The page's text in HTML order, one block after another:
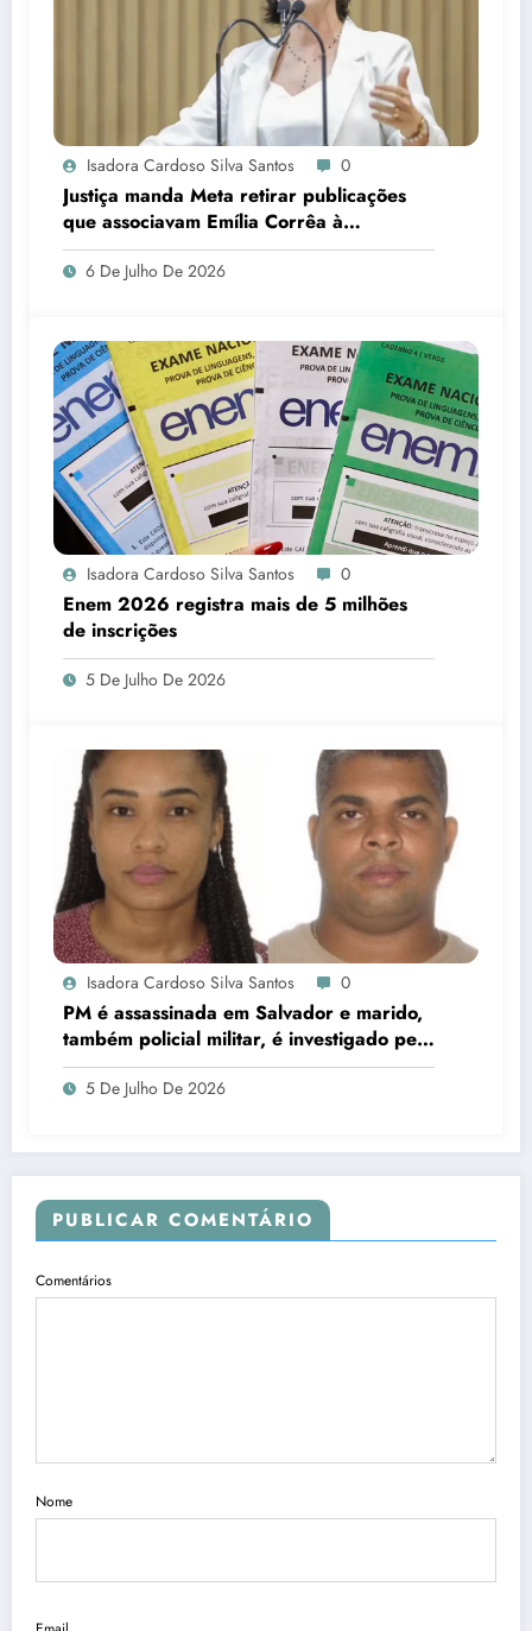
Isadora Cardoso Silva Santos 0
Justiça manda Meta retirar publicações
que associavam Emília Corrêa à
corrupção e identificar responsáveis
6 De Julho De 2026
Isadora Cardoso Silva Santos 0
Enem 2026 registra mais de 5 milhões
de inscrições
5 De Julho De 2026
Isadora Cardoso Silva Santos 0
PM é assassinada em Salvador e marido,
também policial militar, é investigado pelo
crime
5 De Julho De 2026
PUBLICAR COMENTÁRIO
Comentários
Nome